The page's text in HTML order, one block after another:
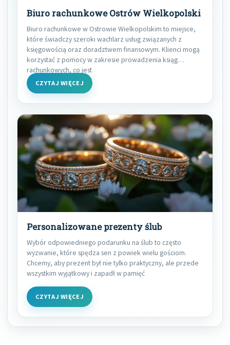
Biuro rachunkowe Ostrów Wielkopolski
Biuro rachunkowe w Ostrowie Wielkopolskim to miejsce,
które świadczy szeroki wachlarz usług związanych z
księgowością oraz doradztwem finansowym. Klienci mogą
korzystać z pomocy w zakresie prowadzenia ksiąg
rachunkowych, co jest
CZYTAJ WIĘCEJ
Personalizowane prezenty ślub
Wybór odpowiedniego podarunku na ślub to często
wyzwanie, które spędza sen z powiek wielu gościom.
Chcemy, aby prezent był nie tylko praktyczny, ale przede
wszystkim wyjątkowy i zapadł w pamięć
CZYTAJ WIĘCEJ